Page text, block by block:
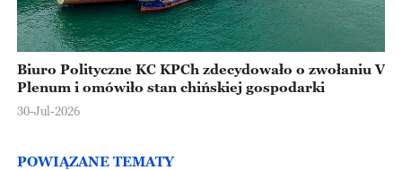
Biuro Polityczne KC KPCh zdecydowało o zwołaniu V
Plenum i omówiło stan chińskiej gospodarki
30-Jul-2026
POWIĄZANE TEMATY